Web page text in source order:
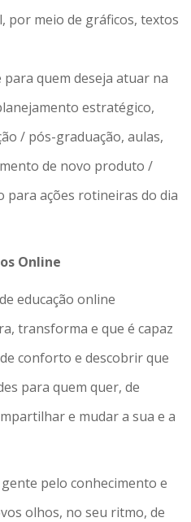
por meio de gráficos, textos
quem deseja atuar na
estratégico,
/ pós-graduação, aulas,
de novo produto /
para ações rotineiras do dia
Online
educação online
transforma e que é capaz
conforto e descobrir que
para quem quer, de
e mudar a sua e a
pelo conhecimento e
olhos, no seu ritmo, de